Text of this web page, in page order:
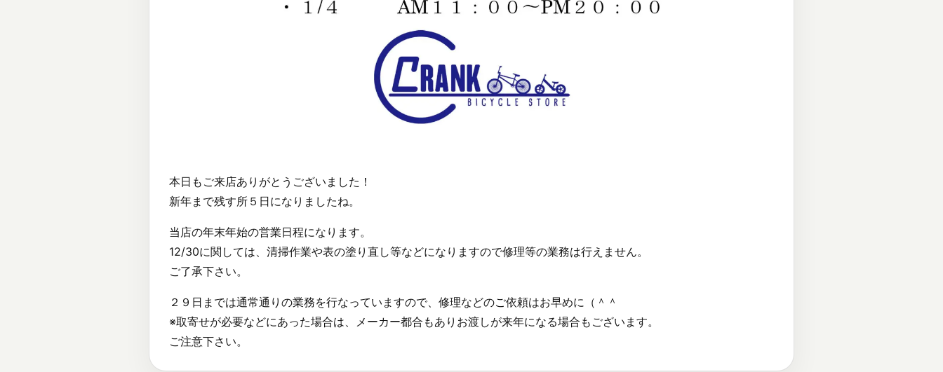
本日もご来店ありがとうございました！
新年まで残す所５日になりましたね。
当店の年末年始の営業日程になります。
12/30に関しては、清掃作業や表の塗り直し等などになりますので修理等の業務は行えません。
ご了承下さい。
２９日までは通常通りの業務を行なっていますので、修理などのご依頼はお早めに（＾＾
※取寄せが必要などにあった場合は、メーカー都合もありお渡しが来年になる場合もございます。
ご注意下さい。